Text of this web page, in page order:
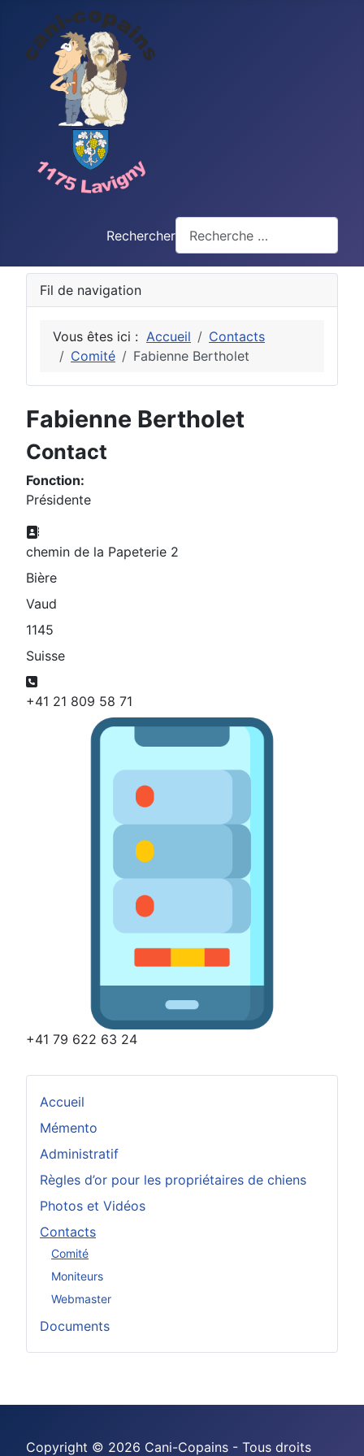
Rechercher
Fil de navigation
Vous êtes ici : Accueil
Contacts
Comité
Fabienne Bertholet
Accueil
Mémento
Administratif
Règles d’or pour les propriétaires de chiens
Photos et Vidéos
Contacts
Comité
Moniteurs
Webmaster
Documents
Fabienne Bertholet
Contact
Fonction:
Présidente
Adresse:
chemin de la Papeterie 2
Bière
Vaud
1145
Suisse
Téléphone:
+41 21 809 58 71
+41 79 622 63 24
Copyright © 2026 Cani-Copains - Tous droits